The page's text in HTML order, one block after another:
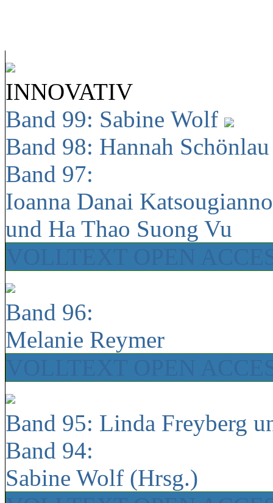
INNOVATIV
Band 99: Sabine Wolf
Band 98: Hannah
Band 97:
Ioanna Danai
und Ha Thao Suong Vu
Band 96:
Melanie Reymer
Band 95: Linda Freyberg
Band 94:
Sabine Wolf (Hrsg.)